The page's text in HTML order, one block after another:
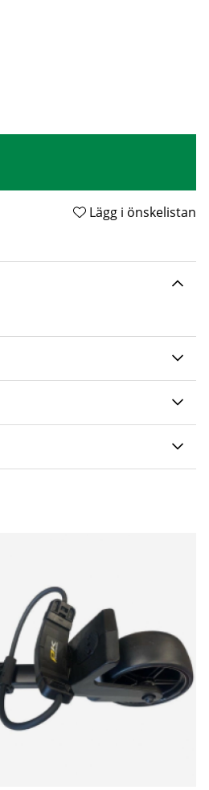
Lägg i önskelistan